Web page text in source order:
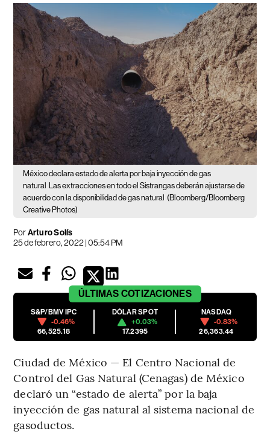
México declara estado de alerta por baja inyección de gas
natural Las extracciones en todo el Sistrangas deberán ajustarse de
acuerdo con la disponibilidad de gas natural (Bloomberg/Bloomberg
Creative Photos)
PorArturo Solís
25 de febrero, 2022 | 05:54 PM
ÚLTIMAS COTIZACIONES
S&P/BMV IPC
-0.46%
66,525.18
DÓLAR SPOT
+0.03%
17.2395
NASDAQ
-0.83%
26,363.44
Ciudad de México — El Centro Nacional de
Control del Gas Natural (Cenagas) de México
declaró un “estado de alerta” por la baja
inyección de gas natural al sistema nacional de
gasoductos.